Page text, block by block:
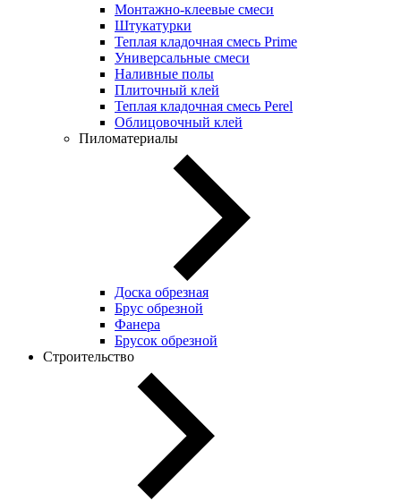
Монтажно-клеевые смеси
Штукатурки
Теплая кладочная смесь Prime
Универсальные смеси
Наливные полы
Плиточный клей
Теплая кладочная смесь Perel
Облицовочный клей
Пиломатериалы
Доска обрезная
Брус обрезной
Фанера
Брусок обрезной
Строительство